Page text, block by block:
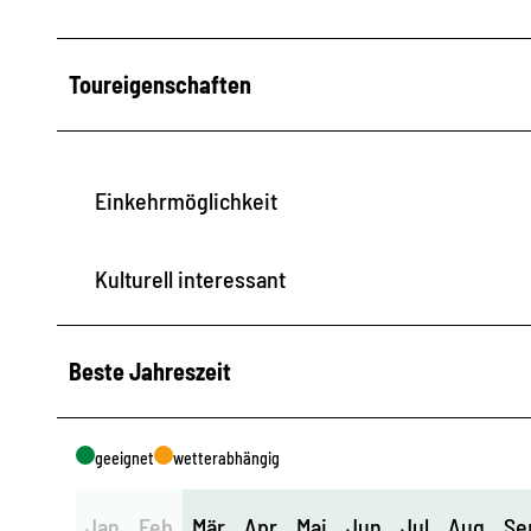
Toureigenschaften
Einkehrmöglichkeit
Kulturell interessant
Beste Jahreszeit
geeignet wetterabhängig